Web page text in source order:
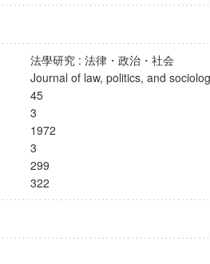
法學研究 : 法律・政治・社会
Journal of law, politics, and
45
3
1972
3
299
322